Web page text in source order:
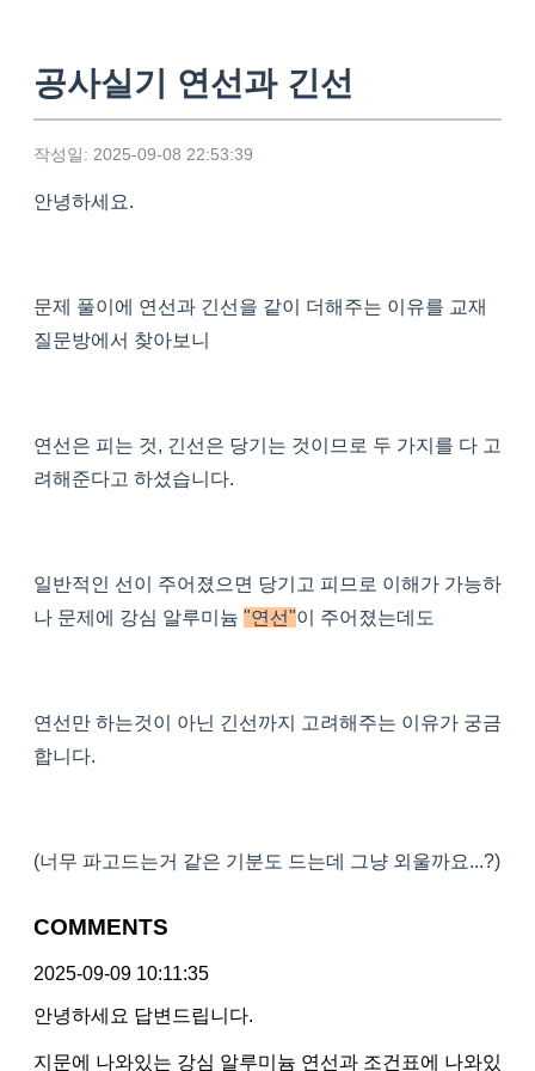
공사실기 연선과 긴선
작성일: 2025-09-08 22:53:39
안녕하세요.
문제 풀이에 연선과 긴선을 같이 더해주는 이유를 교재
질문방에서 찾아보니
연선은 피는 것, 긴선은 당기는 것이므로 두 가지를 다 고
려해준다고 하셨습니다.
일반적인 선이 주어졌으면 당기고 피므로 이해가 가능하
나 문제에 강심 알루미늄 "연선"이 주어졌는데도
연선만 하는것이 아닌 긴선까지 고려해주는 이유가 궁금
합니다.
(너무 파고드는거 같은 기분도 드는데 그냥 외울까요...?)
COMMENTS
2025-09-09 10:11:35
안녕하세요 답변드립니다.
지문에 나와있는 강심 알루미늄 연선과 조건표에 나와있